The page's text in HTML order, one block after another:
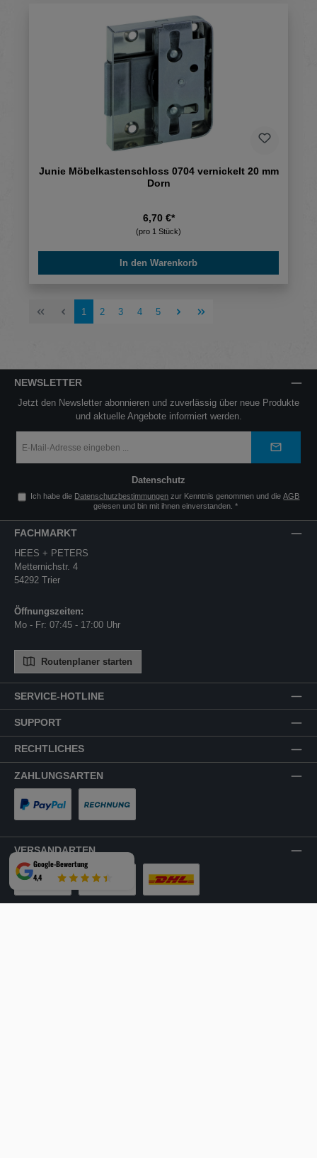
Junie Möbelkastenschloss 0704 vernickelt 20 mm
Dorn
6,70 €*
(pro 1 Stück)
In den Warenkorb
Seite
1 Seite
2 Seite
3 Seite
4 Seite
5
NEWSLETTER
Jetzt den Newsletter abonnieren und zuverlässig über neue Produkte
und aktuelle Angebote informiert werden.
Mail-
*
Datenschutz
Ich habe die Datenschutzbestimmungen zur Kenntnis genommen und dieAGB
gelesen und bin mit ihnen einverstanden. *
SERVICE-HOTLINE
SUPPORT
RECHTLICHES
ZAHLUNGSARTEN
VERSANDARTEN
LKW-Tour Spedition DHL
FACHMARKT
HEES + PETERS
Metternichstr. 4
54292 Trier
Öffnungszeiten:
Mo - Fr: 07:45 - 17:00 Uhr
Routenplaner starten
Google-Bewertung
4,4